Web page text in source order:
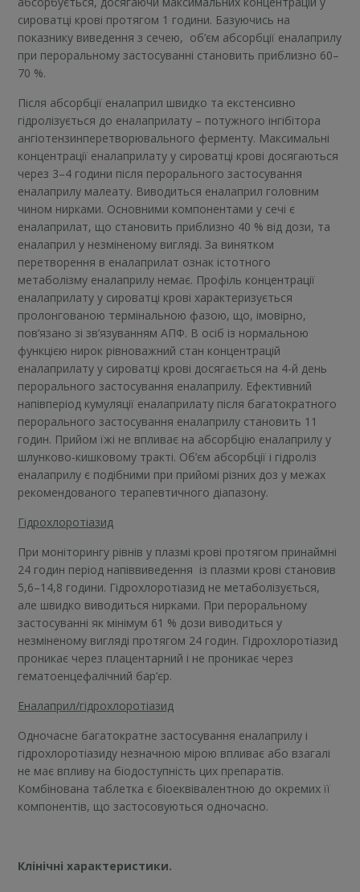
сироватці крові протягом 1 години. Базуючись на
показнику виведення з сечею, об’єм абсорбції еналаприлу
при пероральному застосуванні становить приблизно 60–
70 %.
Після абсорбції еналаприл швидко та екстенсивно
гідролізується до еналаприлату – потужного інгібітора
ангіотензинперетворювального ферменту. Максимальні
концентрації еналаприлату у сироватці крові досягаються
через 3–4 години після перорального застосування
еналаприлу малеату. Виводиться еналаприл головним
чином нирками. Основними компонентами у сечі є
еналаприлат, що становить приблизно 40 % від дози, та
еналаприл у незміненому вигляді. За винятком
перетворення в еналаприлат ознак істотного
метаболізму еналаприлу немає. Профіль концентрації
еналаприлату у сироватці крові характеризується
пролонгованою термінальною фазою, що, імовірно,
пов’язано зі зв’язуванням АПФ. В осіб із нормальною
функцією нирок рівноважний стан концентрацій
еналаприлату у сироватці крові досягається на 4-й день
перорального застосування еналаприлу. Ефективний
напівперіод кумуляції еналаприлату після багатократного
перорального застосування еналаприлу становить 11
годин. Прийом їжі не впливає на абсорбцію еналаприлу у
шлунково-кишковому тракті. Об’єм абсорбції і гідроліз
еналаприлу є подібними при прийомі різних доз у межах
рекомендованого терапевтичного діапазону.
Гідрохлоротіазид
При моніторингу рівнів у плазмі крові протягом принаймні
24 годин період напіввиведення із плазми крові становив
5,6–14,8 години. Гідрохлоротіазид не метаболізується,
але швидко виводиться нирками. При пероральному
застосуванні як мінімум 61 % дози виводиться у
незміненому вигляді протягом 24 годин. Гідрохлоротіазид
проникає через плацентарний і не проникає через
гематоенцефалічний бар’єр.
Еналаприл/гідрохлоротіазид
Одночасне багатократне застосування еналаприлу і
гідрохлоротіазиду незначною мірою впливає або взагалі
не має впливу на біодоступність цих препаратів.
Комбінована таблетка є біоеквівалентною до окремих її
компонентів, що застосовуються одночасно.
Клінічні характеристики.